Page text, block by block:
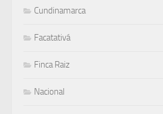
Cundinamarca
Facatativá
Finca Raiz
Nacional